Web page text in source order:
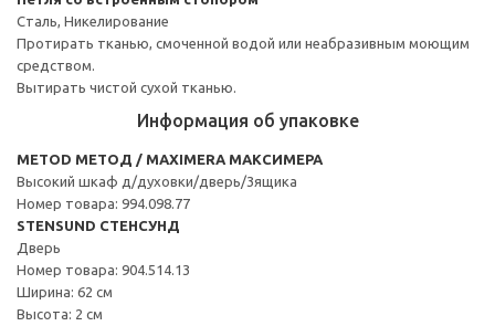
Сталь, Никелирование
Протирать тканью, смоченной водой или неабразивным моющим
средством.
Вытирать чистой сухой тканью.
Информация об упаковке
METOD МЕТОД / MAXIMERA МАКСИМЕРА
Высокий шкаф д/духовки/дверь/3ящика
Номер товара: 994.098.77
STENSUND СТЕНСУНД
Дверь
Номер товара: 904.514.13
Ширина: 62 см
Высота: 2 см